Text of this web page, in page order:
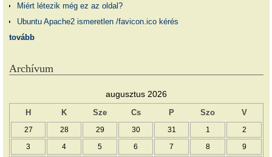
Miért létezik még ez az oldal?
Ubuntu Apache2 ismeretlen /favicon.ico kérés
tovább
Archívum
augusztus 2026
H K Sze Cs P Szo V
27 28 29 30 31 1 2
3 4 5 6 7 8 9